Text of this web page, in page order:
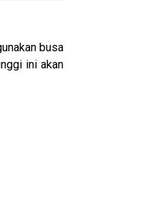
busa
ini akan